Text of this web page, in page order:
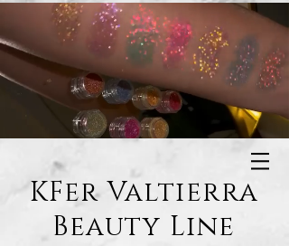
KFer Valtierra
Beauty Line